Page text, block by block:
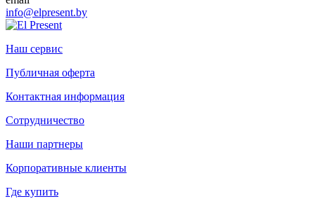
info@elpresent.by
Наш сервис
Публичная оферта
Контактная информация
Сотрудничество
Наши партнеры
Корпоративные клиенты
Где купить